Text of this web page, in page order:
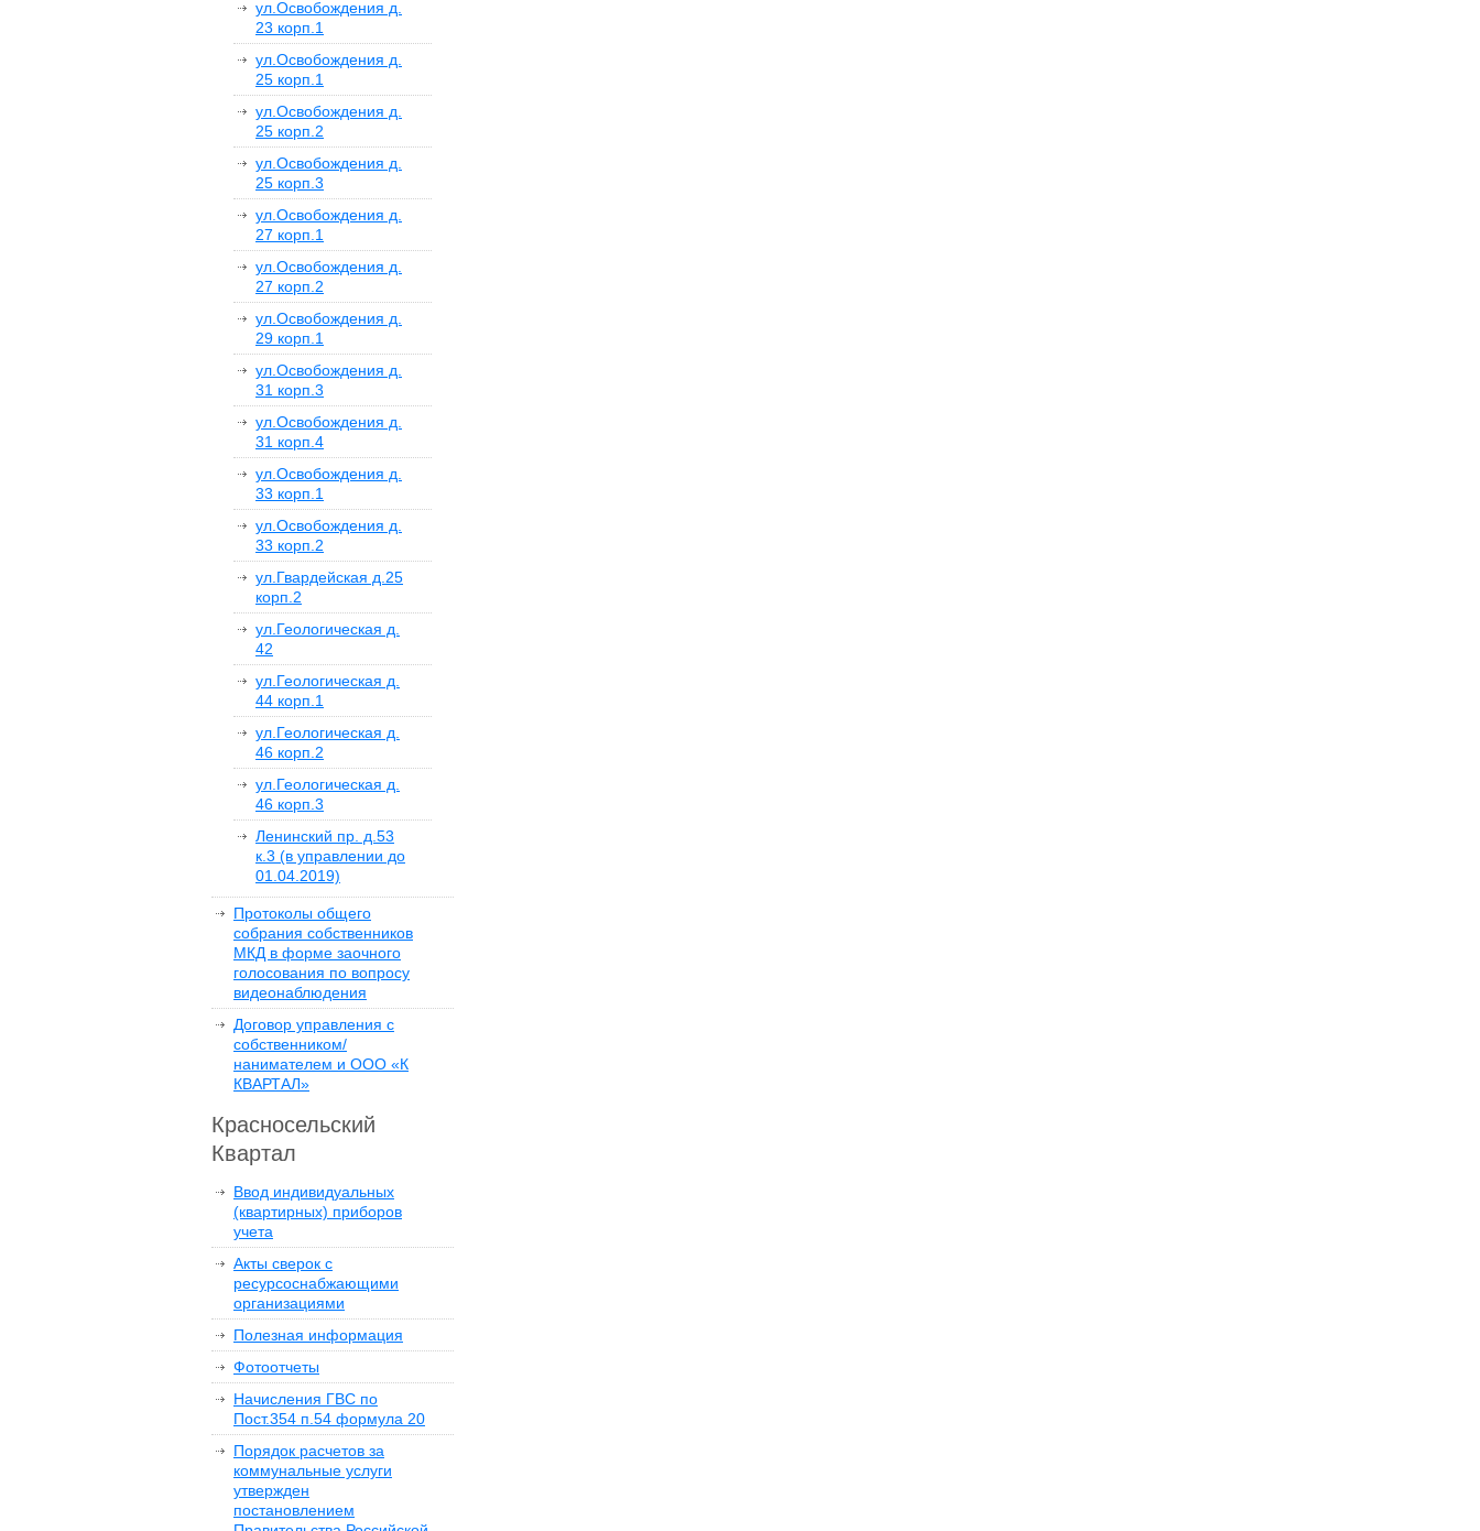
ул.Освобождения д.
23 корп.1
ул.Освобождения д.
25 корп.1
ул.Освобождения д.
25 корп.2
ул.Освобождения д.
25 корп.3
ул.Освобождения д.
27 корп.1
ул.Освобождения д.
27 корп.2
ул.Освобождения д.
29 корп.1
ул.Освобождения д.
31 корп.3
ул.Освобождения д.
31 корп.4
ул.Освобождения д.
33 корп.1
ул.Освобождения д.
33 корп.2
ул.Гвардейская д.25
корп.2
ул.Геологическая д.
42
ул.Геологическая д.
44 корп.1
ул.Геологическая д.
46 корп.2
ул.Геологическая д.
46 корп.3
Ленинский пр. д.53
к.3 (в управлении до
01.04.2019)
Протоколы общего
собрания собственников
МКД в форме заочного
голосования по вопросу
видеонаблюдения
Договор управления с
собственником/
нанимателем и ООО «К
КВАРТАЛ»
Красносельский
Квартал
Ввод индивидуальных
(квартирных) приборов
учета
Акты сверок с
ресурсоснабжающими
организациями
Полезная информация
Фотоотчеты
Начисления ГВС по
Пост.354 п.54 формула 20
Порядок расчетов за
коммунальные услуги
утвержден
постановлением